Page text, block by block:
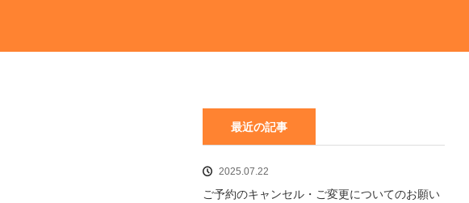
最近の記事
2025.07.22
ご予約のキャンセル・ご変更についてのお願い